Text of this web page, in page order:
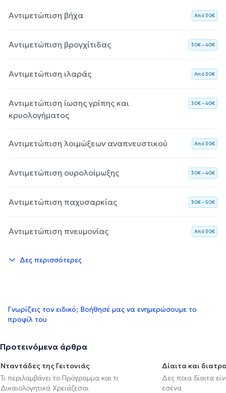
Αντιμετώπιση βήχα Aπό 30€
Αντιμετώπιση βρογχίτιδας 30€ – 40€
Αντιμετώπιση ιλαράς Aπό 30€
Αντιμετώπιση ίωσης γρίπης και
κρυολογήματος
30€ – 40€
Αντιμετώπιση λοιμώξεων αναπνευστικού Aπό 30€
Αντιμετώπιση ουρολοίμωξης 30€ – 40€
Αντιμετώπιση παχυσαρκίας 30€ – 50€
Αντιμετώπιση πνευμονίας Aπό 30€
Δες περισσότερες
Γνωρίζεις τον ειδικό; Βοήθησέ μας να ενημερώσουμε το
προφίλ του
Προτεινόμενα άρθρα
Νταντάδες της Γειτονιάς
Τι περιλαμβάνει το Πρόγραμμα και τι
Δικαιολογητικά Χρειάζεσαι
Δίαιτα και
Δες ποια δίαιτα
εσένα